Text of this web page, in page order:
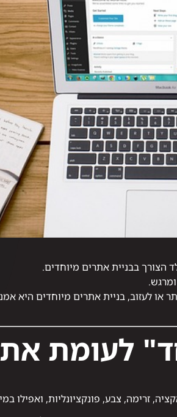
הצורך בבניית אתרים מיוחדים.
מ־3 שניות אם להישאר באתר או לעזוב, בניית אתרים
לעומת
זרימה, צבע, פונקציונליות, ואפילו